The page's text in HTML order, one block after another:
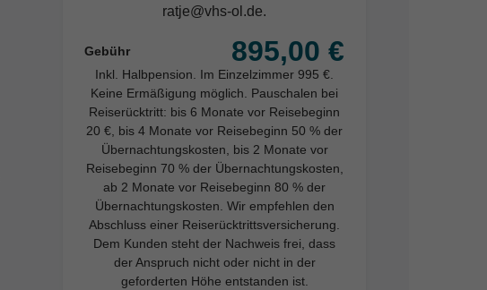
ratje@vhs-ol.de.
Gebühr 895,00 €
Inkl. Halbpension. Im Einzelzimmer 995 €.
Keine Ermäßigung möglich. Pauschalen bei
Reiserücktritt: bis 6 Monate vor Reisebeginn
20 €, bis 4 Monate vor Reisebeginn 50 % der
Übernachtungskosten, bis 2 Monate vor
Reisebeginn 70 % der Übernachtungskosten,
ab 2 Monate vor Reisebeginn 80 % der
Übernachtungskosten. Wir empfehlen den
Abschluss einer Reiserücktrittsversicherung.
Dem Kunden steht der Nachweis frei, dass
der Anspruch nicht oder nicht in der
geforderten Höhe entstanden ist.